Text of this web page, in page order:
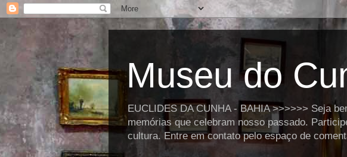
Museu do
EUCLIDES DA CUNHA - BAHIA >>>>>> Seja
memórias que celebram nosso passado.
cultura. Entre em contato pelo espaço de